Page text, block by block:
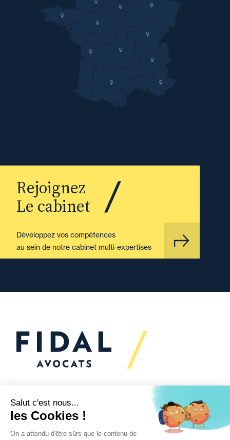
Rejoignez
Le cabinet
Développez vos compétences
au sein de notre cabinet multi-expertises
Vous souhaitez échanger
avec nous ?
Nous sommes